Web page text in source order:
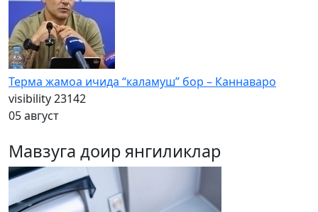
Терма жамоа ичида “каламуш” бор – Каннаваро
visibility23142
05 август
Мавзуга доир янгиликлар